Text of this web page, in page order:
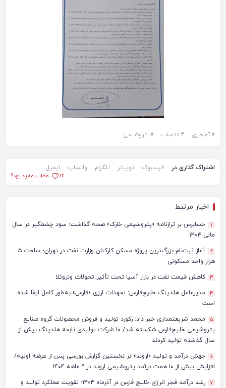
#آغاجاری #انتصاب #پتروشیمی
اشتراک گذاری در فیسبوک توییتر تلگرام واتساپ
ایمیل
12
مطلب مفید بود؟
اخبار مرتبط
1
حسابرس بر ترازنامه «پتروشیمی خارک» صحه گذاشت؛ سود چشمگیر در سال
مالی ۱۴۰۴
2
آغاز ثبت‌نام بزرگ‌ترین پروژه مسکن کارکنان وزارت نفت در تهران؛ ساخت ۵
هزار واحد مسکونی
3 کاهش قیمت نفت در بازار آسیا تحت تأثیر تحولات ونزوئلا
4
مدیرعامل هلدینگ خلیج‌فارس: تعهدات ارزی «فارس» به‌طور کامل ایفا شده
است
5
محمد شریعتمداری خبر داد: رکورد تولید و فروش محصولات گروه صنایع
پتروشیمی خلیج‌فارس شکسته شد/ ۱۰ شرکت تولیدی تابعه هلدینگ بیش از
سال گذشته تولید کردند
6
جهش درآمد و تولید «اروند» در نخستین گزارش بورسی پس از عرضه اولیه/
افزایش بیش از ۱۰ همت درآمد پتروشیمی اروند در ۹ ماهه ۱۴۰۴
7
رشد درآمد فجر انرژی خلیج فارس در آذرماه ۱۴۰۴؛ تقویت عملکرد تولید و